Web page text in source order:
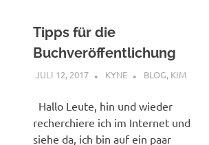
Tipps für die
Buchveröffentlichung
JULI 12, 2017 KYNE BLOG, KIM
Hallo Leute, hin und wieder
recherchiere ich im Internet und
siehe da, ich bin auf ein paar